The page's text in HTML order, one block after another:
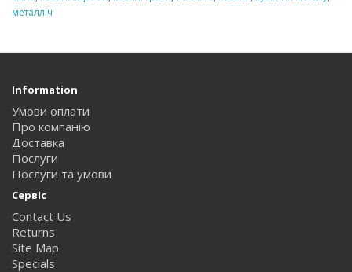
металліч
Information
Умови оплати
Про компанію
Доставка
Послуги
Послуги та умови
Сервіс
Contact Us
Returns
Site Map
Specials